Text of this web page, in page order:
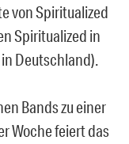
von Spiritualized
Spiritualized in
Deutschland).
Bands zu einer
Woche feiert das